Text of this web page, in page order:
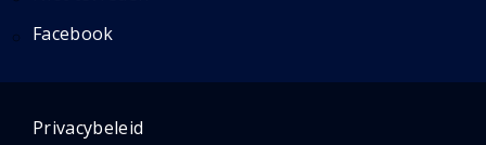
Facebook
Privacybeleid